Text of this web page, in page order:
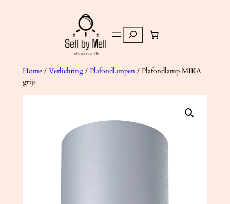
Zoeken
Home/ Verlichting/ Plafondlampen/ Plafondlamp MIKA
grijs